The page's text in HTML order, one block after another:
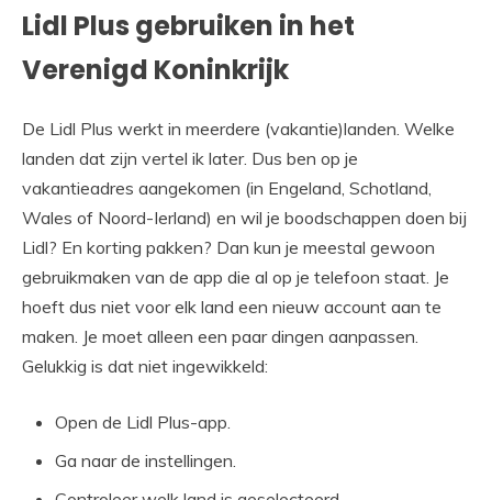
Lidl Plus gebruiken in het
Verenigd Koninkrijk
De Lidl Plus werkt in meerdere (vakantie)landen. Welke
landen dat zijn vertel ik later. Dus ben op je
vakantieadres aangekomen (in Engeland, Schotland,
Wales of Noord-Ierland) en wil je boodschappen doen bij
Lidl? En korting pakken? Dan kun je meestal gewoon
gebruikmaken van de app die al op je telefoon staat. Je
hoeft dus niet voor elk land een nieuw account aan te
maken. Je moet alleen een paar dingen aanpassen.
Gelukkig is dat niet ingewikkeld:
Open de Lidl Plus-app.
Ga naar de instellingen.